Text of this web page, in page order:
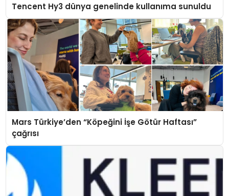
Tencent Hy3 dünya genelinde kullanıma sunuldu
Mars Türkiye’den “Köpeğini İşe Götür Haftası”
çağrısı